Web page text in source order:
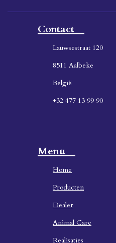
Contact
Lauwsestraat 120
8511 Aalbeke
België
+32 477 13 99 90
Menu
Home
Producten
Dealer
Animal Care
Realisaties